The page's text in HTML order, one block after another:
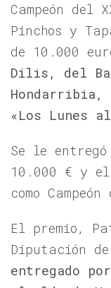
Campeón del
Pinchos y
de 10.000
Dilis, del
Hondarribia,
«Los Lunes
Se le entregó
10.000 € y
como
El premio,
Diputación
entregado